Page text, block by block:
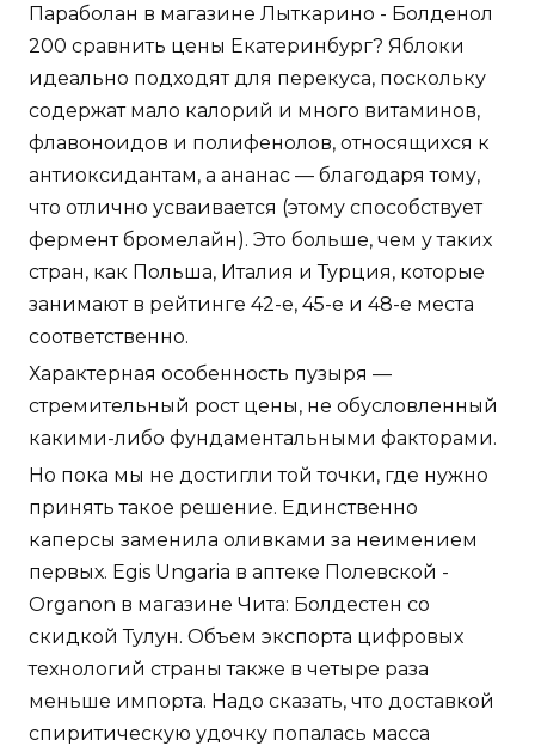
Параболан в магазине Лыткарино - Болденол
200 сравнить цены Екатеринбург? Яблоки
идеально подходят для перекуса, поскольку
содержат мало калорий и много витаминов,
флавоноидов и полифенолов, относящихся к
антиоксидантам, а ананас — благодаря тому,
что отлично усваивается (этому способствует
фермент бромелайн). Это больше, чем у таких
стран, как Польша, Италия и Турция, которые
занимают в рейтинге 42-е, 45-е и 48-е места
соответственно.
Характерная особенность пузыря —
стремительный рост цены, не обусловленный
какими-либо фундаментальными факторами.
Но пока мы не достигли той точки, где нужно
принять такое решение. Единственно
каперсы заменила оливками за неимением
первых. Egis Ungaria в аптеке Полевской -
Organon в магазине Чита: Болдестен со
скидкой Тулун. Объем экспорта цифровых
технологий страны также в четыре раза
меньше импорта. Надо сказать, что доставкой
спиритическую удочку попалась масса